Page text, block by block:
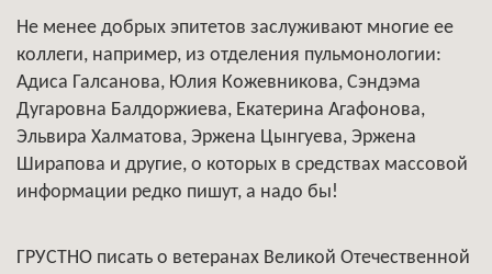
Не менее добрых эпитетов заслуживают многие ее
коллеги, например, из отделения пульмонологии:
Адиса Галсанова, Юлия Кожевникова, Сэндэма
Дугаровна Балдоржиева, Екатерина Агафонова,
Эльвира Халматова, Эржена Цынгуева, Эржена
Ширапова и другие, о которых в средствах массовой
информации редко пишут, а надо бы!
ГРУСТНО писать о ветеранах Великой Отечественной